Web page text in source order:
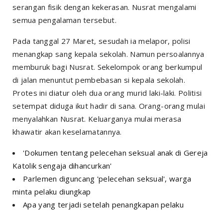
serangan fisik dengan kekerasan. Nusrat mengalami
semua pengalaman tersebut.
Pada tanggal 27 Maret, sesudah ia melapor, polisi
menangkap sang kepala sekolah. Namun persoalannya
memburuk bagi Nusrat. Sekelompok orang berkumpul
di jalan menuntut pembebasan si kepala sekolah.
Protes ini diatur oleh dua orang murid laki-laki. Politisi
setempat diduga ikut hadir di sana. Orang-orang mulai
menyalahkan Nusrat. Keluarganya mulai merasa
khawatir akan keselamatannya.
'Dokumen tentang pelecehan seksual anak di Gereja
Katolik sengaja dihancurkan'
Parlemen diguncang 'pelecehan seksual', warga
minta pelaku diungkap
Apa yang terjadi setelah penangkapan pelaku